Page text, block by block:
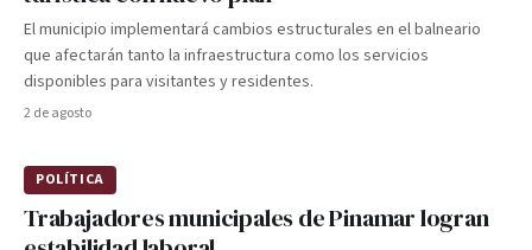
El municipio implementará cambios estructurales en el balneario
que afectarán tanto la infraestructura como los servicios
disponibles para visitantes y residentes.
2 de agosto
POLÍTICA
Trabajadores municipales de Pinamar logran